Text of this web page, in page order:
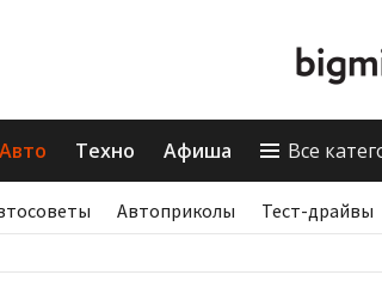
Авто Техно Афиша Все
Автоприколы Тест-драйвы